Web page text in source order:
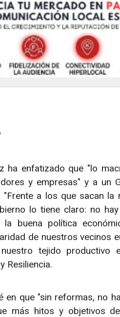
ha enfatizado que "lo
y empresas" y a un
a los que sacan la
lo tiene claro: no
buena política
de nuestros vecinos
tejido productivo
Resiliencia.
en que "sin reformas, no
más hitos y objetivos